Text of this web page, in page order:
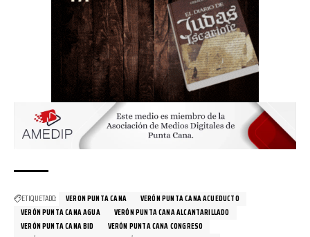
ETIQUETADO: VERON PUNTA CANA
VERÓN PUNTA CANA ACUEDUCTO
VERÓN PUNTA CANA AGUA
VERÓN PUNTA CANA ALCANTARILLADO
VERÓN PUNTA CANA BID
VERÓN PUNTA CANA CONGRESO